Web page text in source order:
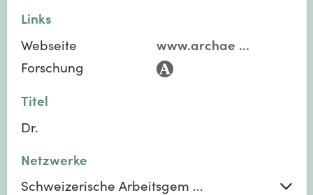
Links
Webseite
www.archae ...
Forschung
Titel
Dr.
Netzwerke
Schweizerische Arbeitsgem ...